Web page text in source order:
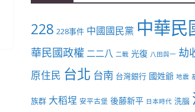
228 228事件 中國國民黨 中華民
華民國政權 二二八 二戰 光復 八田與一 劫
原住民 台北 台南 台灣銀行 國姓爺 地震
族群 大稻埕 安平古堡 後藤新平 日本時代 洗腦